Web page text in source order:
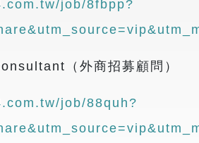
job/8fbpp?
（外商招募顧問）
job/88quh?